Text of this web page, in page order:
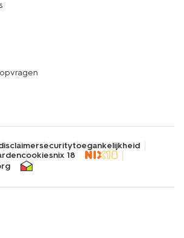
securitytoegankelijkheid
cookiesnix 18